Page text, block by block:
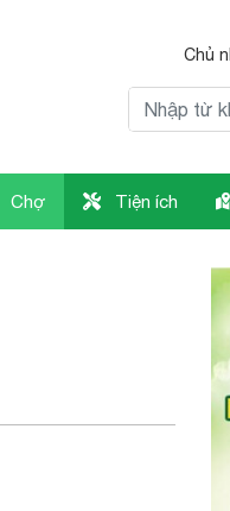
Chủ
Chợ Tiện ích